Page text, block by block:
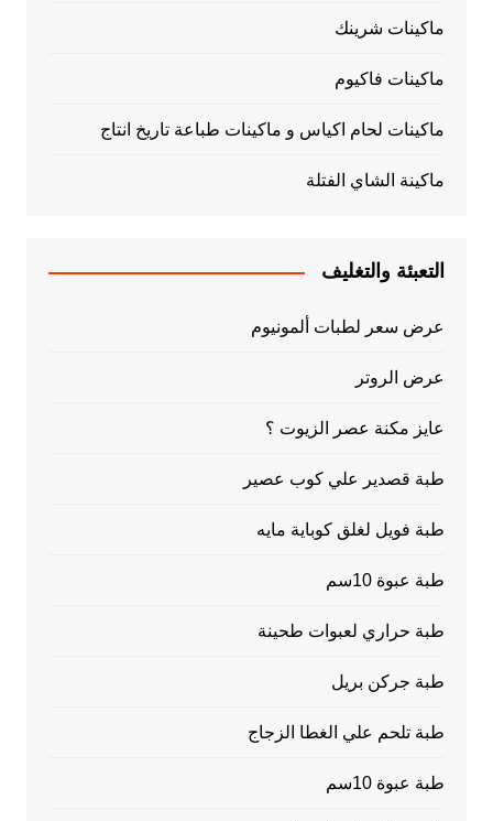
ماكينات شرينك
ماكينات فاكيوم
ماكينات لحام اكياس و ماكينات طباعة تاريخ انتاج
ماكينة الشاي الفتلة
التعبئة والتغليف
عرض سعر لطبات ألمونيوم
عرض الروتر
عايز مكنة عصر الزيوت ؟
طبة قصدير علي كوب عصير
طبة فويل لغلق كوباية مايه
طبة عبوة 10سم
طبة حراري لعبوات طحينة
طبة جركن بريل
طبة تلحم علي الغطا الزجاج
طبة عبوة 10سم